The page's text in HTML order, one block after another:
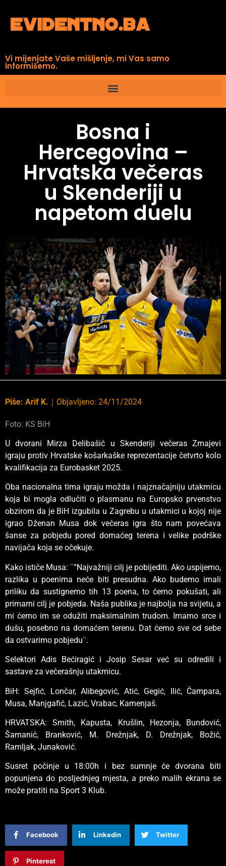
Vi mijenjate Vaše mišljenje, mi Vas samo
informišemo.
Bosna i
Hercegovina –
Hrvatska večeras
u Skenderiji u
napetom duelu
Piše: Arif K. ｜ Objavljeno: 24/11/2024
Foto: KS BiH
U dvorani Mirza Delibašić u Skenderiji večeras Zmajevi
igraju protiv Hrvatske košarkaške reprezentacije četvrto kolo
kvalifikacija za Eurobasket 2025.
Oba nacionalna tima igraju možda i najznačajniju utakmicu
koja bi mogla odlučiti o plasmanu na Europsko prvenstvo
obzirom da je BiH izgubila u Zagrebu u utakmici u kojoj nije
igrao Dženan Musa dok večeras igra što nam povećava
šanse za pobjedu pored domaćeg terena i velike podrške
navijača koja se očekuje.
Kako ističe Musa: ¨“Najvažniji cilj je pobijediti. Ako uspijemo,
razlika u poenima neće biti presudna. Ako budemo imali
priliku da sustignemo tih 13 poena, to ćemo pokušati, ali
primarni cilj je pobjeda. Naša publika je najbolja na svijetu, a
mi ćemo im se odužiti maksimalnim trudom. Imamo srce i
dušu, posebno na domaćem terenu. Dat ćemo sve od sebe
da ostvarimo pobjedu¨.
Selektori Adis Bećiragić i Josip Sesar već su odredili i
sastave za večerašnju utakmicu.
BiH: Sejfić, Lončar, Alibegović, Atić, Gegić, Ilić, Čampara,
Musa, Manjgafić, Lazić, Vrabac, Kamenjaš.
HRVATSKA: Smith, Kapusta, Krušlin, Hezonja, Bundović,
Šamanić, Branković, M. Drežnjak, D. Drežnjak, Božić,
Ramljak, Junaković.
Susret počinje u 18:00h i bez sumnje će dvorana biti
popunjena do posljednjeg mjesta, a preko malih ekrana se
može pratiti na Sport 3 Klub.
Facebook Linkedin Twitter
Pinterest